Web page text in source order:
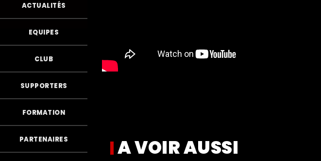
ACTUALITÉS
EQUIPES
CLUB
SUPPORTERS
FORMATION
PARTENAIRES A VOIR AUSSI